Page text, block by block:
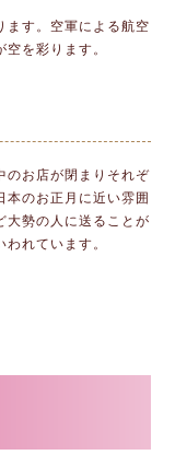
ます。空軍による航空
を彩ります。
のお店が閉まりそれぞ
本のお正月に近い雰囲
大勢の人に送ることが
れています。